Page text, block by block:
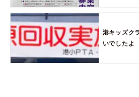
港キッズク
いでしたよ